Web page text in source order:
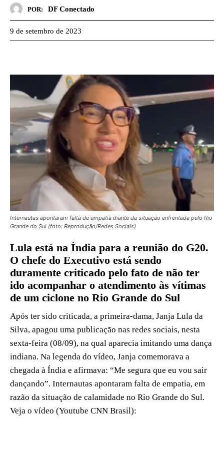
POR: DF Conectado
9 de setembro de 2023
Internautas apontaram falta de empatia diante da situação enfrentada pelo Rio
Grande do Sul (foto: Reprodução/Redes Sociais)
Lula está na Índia para a reunião do G20.
O chefe do Executivo está sendo
duramente criticado pelo fato de não ter
ido acompanhar o atendimento às vítimas
de um ciclone no Rio Grande do Sul
Após ter sido criticada, a primeira-dama, Janja Lula da
Silva, apagou uma publicação nas redes sociais, nesta
sexta-feira (08/09), na qual aparecia imitando uma dança
indiana. Na legenda do vídeo, Janja comemorava a
chegada à Índia e afirmava: “Me segura que eu vou sair
dançando”. Internautas apontaram falta de empatia, em
razão da situação de calamidade no Rio Grande do Sul.
Veja o vídeo (Youtube CNN Brasil):